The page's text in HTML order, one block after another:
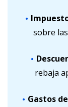
sobre
rebaja
Gastos